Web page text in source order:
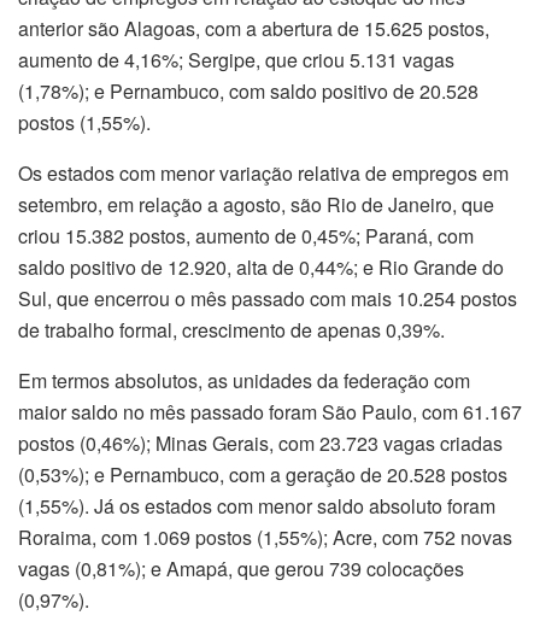
anterior são Alagoas, com a abertura de 15.625 postos,
aumento de 4,16%; Sergipe, que criou 5.131 vagas
(1,78%); e Pernambuco, com saldo positivo de 20.528
postos (1,55%).
Os estados com menor variação relativa de empregos em
setembro, em relação a agosto, são Rio de Janeiro, que
criou 15.382 postos, aumento de 0,45%; Paraná, com
saldo positivo de 12.920, alta de 0,44%; e Rio Grande do
Sul, que encerrou o mês passado com mais 10.254 postos
de trabalho formal, crescimento de apenas 0,39%.
Em termos absolutos, as unidades da federação com
maior saldo no mês passado foram São Paulo, com 61.167
postos (0,46%); Minas Gerais, com 23.723 vagas criadas
(0,53%); e Pernambuco, com a geração de 20.528 postos
(1,55%). Já os estados com menor saldo absoluto foram
Roraima, com 1.069 postos (1,55%); Acre, com 752 novas
vagas (0,81%); e Amapá, que gerou 739 colocações
(0,97%).